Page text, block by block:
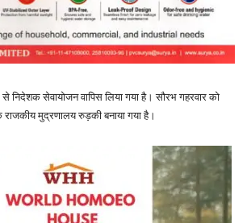
सेवायोजन वापिस लिया गया है। सौरभ गहरवार को
राजकीय मुद्रणालय रुड़की बनाया गया है।